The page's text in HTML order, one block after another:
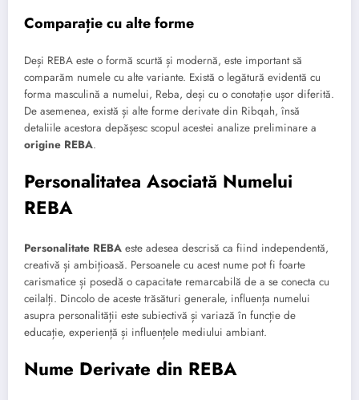
Comparație cu alte forme
Deși REBA este o formă scurtă și modernă, este important să
comparăm numele cu alte variante. Există o legătură evidentă cu
forma masculină a numelui, Reba, deși cu o conotație ușor diferită.
De asemenea, există și alte forme derivate din Ribqah, însă
detaliile acestora depășesc scopul acestei analize preliminare a
origine REBA.
Personalitatea Asociată Numelui
REBA
Personalitate REBA este adesea descrisă ca fiind independentă,
creativă și ambițioasă. Persoanele cu acest nume pot fi foarte
carismatice și posedă o capacitate remarcabilă de a se conecta cu
ceilalți. Dincolo de aceste trăsături generale, influența numelui
asupra personalității este subiectivă și variază în funcție de
educație, experiență și influențele mediului ambiant.
Nume Derivate din REBA